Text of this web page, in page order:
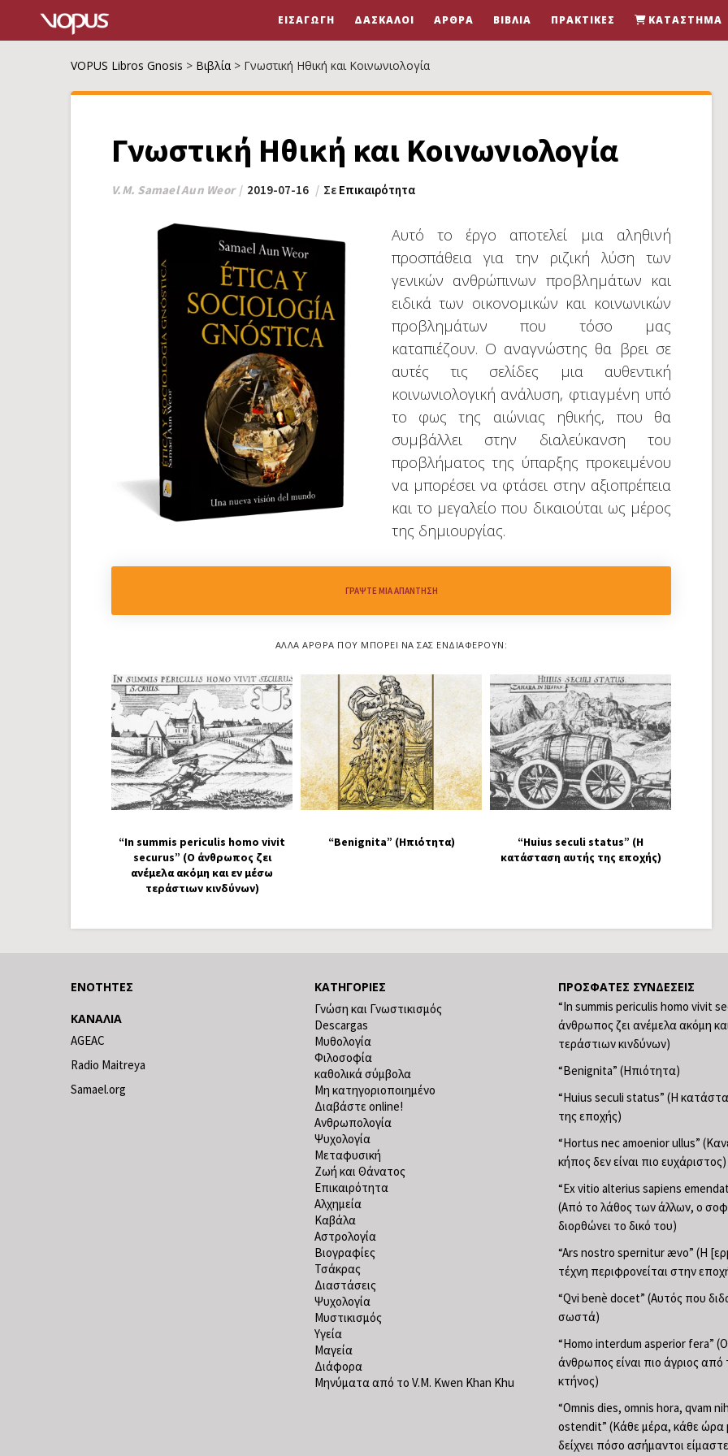
ΕΙΣΑΓΩΓΉ ΔΆΣΚΑΛΟΙ ΆΡΘΡΑ ΒΙΒΛΊΑ ΠΡΑΚΤΙΚΈΣ ΚΑΤΆΣΤΗΜΑ
VOPUS Libros Gnosis > Βιβλία > Γνωστική Ηθική και Κοινωνιολογία
Γνωστική Ηθική και Κοινωνιολογία
V.M. Samael Aun Weor 2019-07-16 Σε Επικαιρότητα
Αυτό το έργο αποτελεί μια αληθινή
προσπάθεια για την ριζική λύση των
γενικών ανθρώπινων προβλημάτων και
ειδικά των οικονομικών και κοινωνικών
προβλημάτων που τόσο μας
καταπιέζουν. Ο αναγνώστης θα βρει σε
αυτές τις σελίδες μια αυθεντική
κοινωνιολογική ανάλυση, φτιαγμένη υπό
το φως της αιώνιας ηθικής, που θα
συμβάλλει στην διαλεύκανση του
προβλήματος της ύπαρξης προκειμένου
να μπορέσει να φτάσει στην αξιοπρέπεια
και το μεγαλείο που δικαιούται ως μέρος
της δημιουργίας.
ΓΡΆΨΤΕ ΜΙΑ ΑΠΆΝΤΗΣΗ
ΆΛΛΑ ΆΡΘΡΑ ΠΟΥ ΜΠΟΡΕΊ ΝΑ ΣΑΣ ΕΝΔΙΑΦΈΡΟΥΝ:
“In summis periculis homo vivit
securus” (Ο άνθρωπος ζει
ανέμελα ακόμη και εν μέσω
τεράστιων κινδύνων)
“Benignita” (Ηπιότητα)
“Huius seculi status” (Η
κατάσταση αυτής της εποχής)
ΕΝΌΤΗΤΕΣ
ΚΑΝΆΛΙΑ
AGEAC
Radio Maitreya
Samael.org
ΚΑΤΗΓΟΡΊΕΣ
Γνώση και Γνωστικισμός
Descargas
Μυθολογία
Φιλοσοφία
καθολικά σύμβολα
Μη κατηγοριοποιημένο
Διαβάστε online!
Ανθρωπολογία
Ψυχολογία
Μεταφυσική
Ζωή και Θάνατος
Επικαιρότητα
Αλχημεία
Καβάλα
Αστρολογία
Βιογραφίες
Τσάκρας
Διαστάσεις
Ψυχολογία
Μυστικισμός
Υγεία
Μαγεία
Διάφορα
Μηνύματα από το V.M. Kwen Khan Khu
ΠΡΌΣΦΑΤΕΣ ΣΥΝΔΈΣΕΙΣ
“In summis periculis homo vivit
άνθρωπος ζει ανέμελα ακόμη
τεράστιων κινδύνων)
“Benignita” (Ηπιότητα)
“Huius seculi status” (Η
της εποχής)
“Hortus nec amoenior ullus”
κήπος δεν είναι πιο ευχάριστος)
“Ex vitio alterius sapiens
(Από το λάθος των άλλων, ο
διορθώνει το δικό του)
“Ars nostro spernitur ævo” (Η
τέχνη περιφρονείται στην
“Qvi benè docet” (Αυτός που
σωστά)
“Homo interdum asperior fera” (Ο
άνθρωπος είναι πιο άγριος από
κτήνος)
“Omnis dies, omnis hora, qvam
ostendit” (Κάθε μέρα, κάθε ώρα
δείχνει πόσο ασήμαντοι